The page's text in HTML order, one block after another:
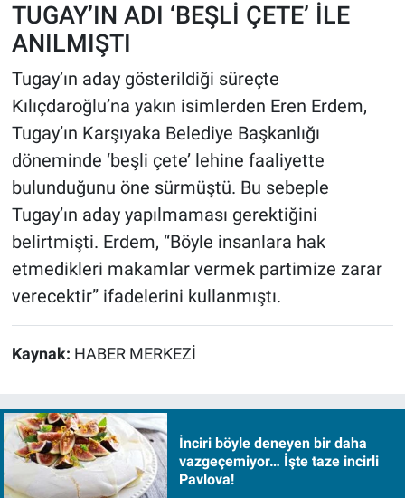
TUGAY’IN ADI ‘BEŞLİ ÇETE’ İLE
ANILMIŞTI
Tugay’ın aday gösterildiği süreçte
Kılıçdaroğlu’na yakın isimlerden Eren Erdem,
Tugay’ın Karşıyaka Belediye Başkanlığı
döneminde ‘beşli çete’ lehine faaliyette
bulunduğunu öne sürmüştü. Bu sebeple
Tugay’ın aday yapılmaması gerektiğini
belirtmişti. Erdem, “Böyle insanlara hak
etmedikleri makamlar vermek partimize zarar
verecektir” ifadelerini kullanmıştı.
Kaynak: HABER MERKEZİ
İnciri böyle deneyen bir daha
vazgeçemiyor… İşte taze incirli
Pavlova!